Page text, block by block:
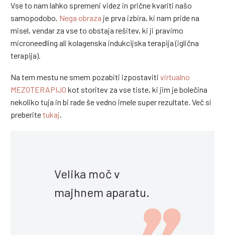
Vse to nam lahko spremeni videz in prične kvariti našo
samopodobo. Nega obraza je prva izbira, ki nam pride na
misel, vendar za vse to obstaja rešitev, ki ji pravimo
microneedling ali kolagenska indukcijska terapija (iglična
terapija).
Na tem mestu ne smem pozabiti izpostaviti virtualno
MEZOTERAPIJO kot storitev za vse tiste, ki jim je bolečina
nekoliko tuja in bi rade še vedno imele super rezultate. Več si
preberitetukaj
Velika moč v
majhnem aparatu.